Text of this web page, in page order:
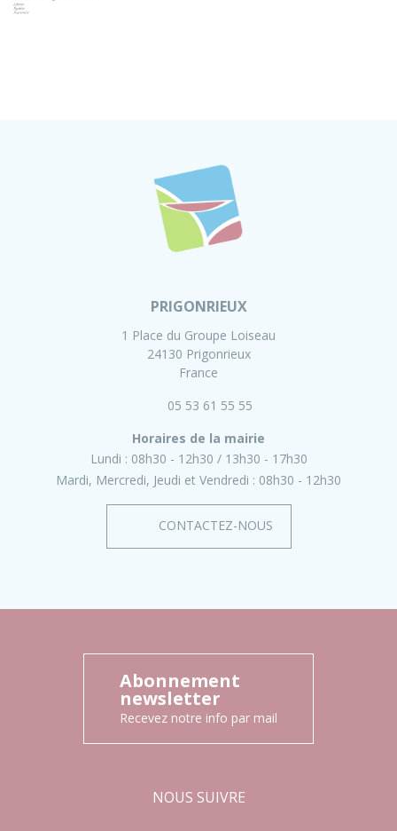
PRIGONRIEUX
1 Place du Groupe Loiseau
24130 Prigonrieux
France
05 53 61 55 55
Horaires de la mairie
Lundi : 08h30 - 12h30
13h30 - 17h30
Mardi, Mercredi, Jeudi et Vendredi : 08h30 - 12h30
CONTACTEZ-NOUS
Abonnement
newsletter
Recevez notre info par mail
NOUS SUIVRE